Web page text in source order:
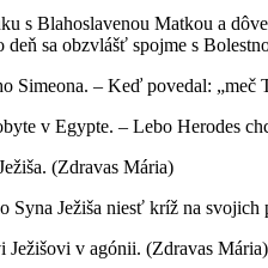
s Blahoslavenou Matkou a
sa obzvlášť spojme s
Simeona. – Keď povedal: „meč
v Egypte. – Lebo Herodes
(Zdravas Mária)
Syna Ježiša niesť kríž na
Ježišovi v agónii. (Zdravas Mária)